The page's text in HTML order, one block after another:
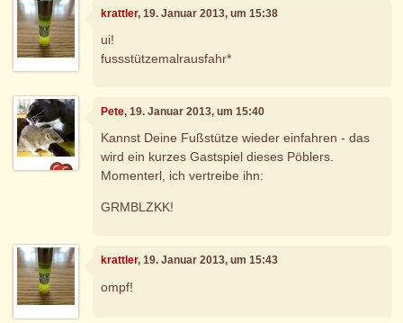
krattler, 19. Januar 2013, um 15:38
ui!
fussstützemalrausfahr*
Pete, 19. Januar 2013, um 15:40
Kannst Deine Fußstütze wieder einfahren - das
wird ein kurzes Gastspiel dieses Pöblers.
Momenterl, ich vertreibe ihn:
GRMBLZKK!
krattler, 19. Januar 2013, um 15:43
ompf!